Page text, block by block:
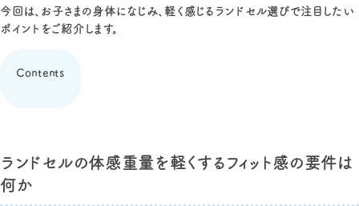
今回は、お子さまの身体になじみ、軽く感じるランドセル選びで注目したい
ポイントをご紹介します。
Contents
ランドセルの体感重量を軽くするフィット感の要件は
何か